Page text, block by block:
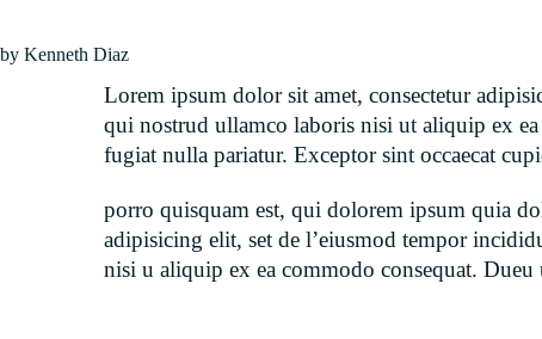
by Kenneth Diaz
Lorem ipsum dolor sit amet, consectetur
qui nostrud ullamco laboris nisi ut aliquip ex
fugiat nulla pariatur. Exceptor sint occaecat
porro quisquam est, qui dolorem ipsum quia
adipisicing elit, set de l’eiusmod tempor
nisi u aliquip ex ea commodo consequat.